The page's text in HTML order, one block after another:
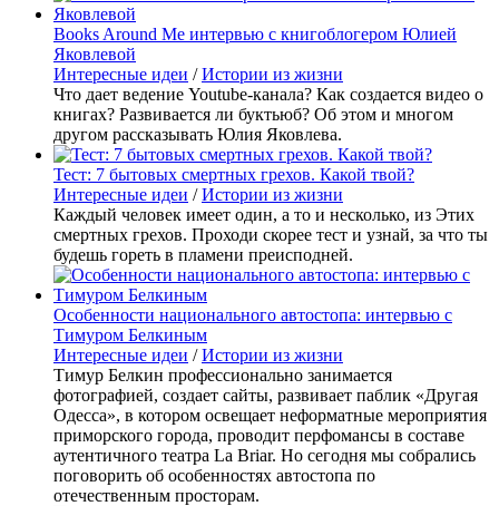
Books Around Me интервью с книгоблогером Юлией
Яковлевой
Интересные идеи /Истории из жизни
Что дает ведение Youtube-канала? Как создается видео о
книгах? Развивается ли буктьюб? Об этом и многом
другом рассказывать Юлия Яковлева.
Тест: 7 бытовых смертных грехов. Какой твой?
Интересные идеи /Истории из жизни
Каждый человек имеет один, а то и несколько, из Этих
смертных грехов. Проходи скорее тест и узнай, за что ты
будешь гореть в пламени преисподней.
Особенности национального автостопа: интервью с
Тимуром Белкиным
Интересные идеи /Истории из жизни
Тимур Белкин профессионально занимается
фотографией, создает сайты, развивает паблик «Другая
Одесса», в котором освещает неформатные мероприятия
приморского города, проводит перфомансы в составе
аутентичного театра La Briar. Но сегодня мы собрались
поговорить об особенностях автостопа по
отечественным просторам.